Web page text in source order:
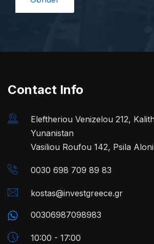
Contact Info
Eleftheriou Venizelou 212,
Yunanistan
Vasiliou Roufou 142, Psila
0030 698 709 89 83
kostas@investgreece.gr
00306987098983
10:00 - 17:00